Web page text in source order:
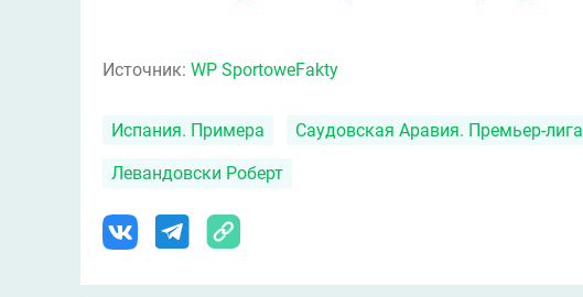
Источник: WP SportoweFakty
Испания. Примера Саудовская Аравия. Премьер-лига
Левандовски Роберт